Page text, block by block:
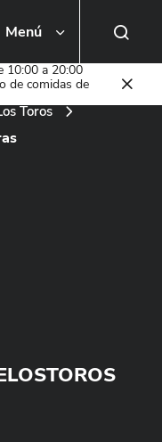
Menú
10:00 a 20:00
de comidas de
Toros